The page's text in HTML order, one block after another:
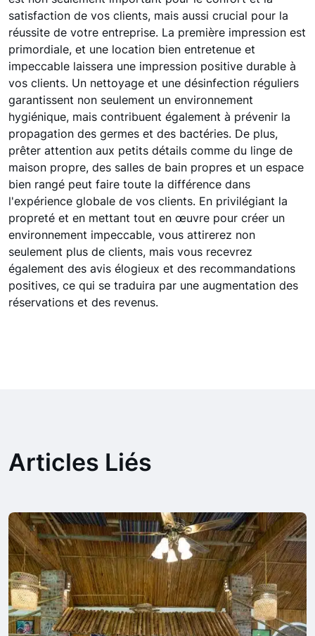
satisfaction de vos clients, mais aussi crucial pour la
réussite de votre entreprise. La première impression est
primordiale, et une location bien entretenue et
impeccable laissera une impression positive durable à
vos clients. Un nettoyage et une désinfection réguliers
garantissent non seulement un environnement
hygiénique, mais contribuent également à prévenir la
propagation des germes et des bactéries. De plus,
prêter attention aux petits détails comme du linge de
maison propre, des salles de bain propres et un espace
bien rangé peut faire toute la différence dans
l'expérience globale de vos clients. En privilégiant la
propreté et en mettant tout en œuvre pour créer un
environnement impeccable, vous attirerez non
seulement plus de clients, mais vous recevrez
également des avis élogieux et des recommandations
positives, ce qui se traduira par une augmentation des
réservations et des revenus.
Articles Liés